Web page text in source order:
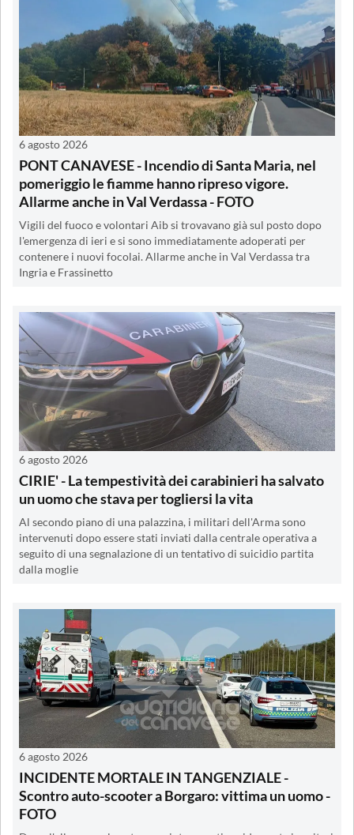
6 agosto 2026
PONT CANAVESE - Incendio di Santa Maria, nel
pomeriggio le fiamme hanno ripreso vigore.
Allarme anche in Val Verdassa - FOTO
Vigili del fuoco e volontari Aib si trovavano già sul posto dopo
l'emergenza di ieri e si sono immediatamente adoperati per
contenere i nuovi focolai. Allarme anche in Val Verdassa tra
Ingria e Frassinetto
6 agosto 2026
CIRIE' - La tempestività dei carabinieri ha salvato
un uomo che stava per togliersi la vita
Al secondo piano di una palazzina, i militari dell'Arma sono
intervenuti dopo essere stati inviati dalla centrale operativa a
seguito di una segnalazione di un tentativo di suicidio partita
dalla moglie
6 agosto 2026
INCIDENTE MORTALE IN TANGENZIALE -
Scontro auto-scooter a Borgaro: vittima un uomo -
FOTO